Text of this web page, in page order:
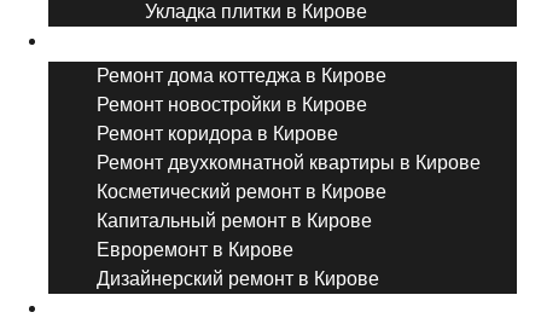
Укладка плитки в Кирове
Ремонт дома коттеджа в Кирове
Ремонт новостройки в Кирове
Ремонт коридора в Кирове
Ремонт двухкомнатной квартиры в Кирове
Косметический ремонт в Кирове
Капитальный ремонт в Кирове
Евроремонт в Кирове
Дизайнерский ремонт в Кирове